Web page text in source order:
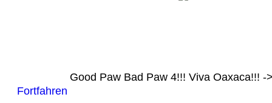
Good Paw Bad Paw 4!!! Viva Oaxaca!!!
Fortfahren